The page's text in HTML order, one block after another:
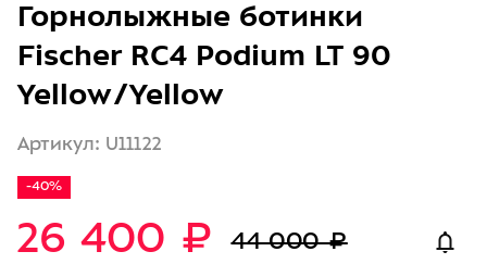
Горнолыжные ботинки
Fischer RC4 Podium LT 90
Yellow/Yellow
Артикул: U11122
-40%
26 400 ₽ 44 000 ₽